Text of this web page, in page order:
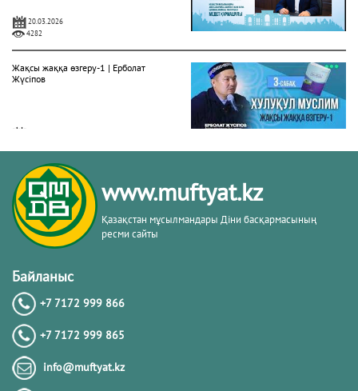
20.03.2026
4282
Жақсы жаққа өзгеру-1 | Ерболат
Жүсіпов
Жүрек сырлары 2-дәріс. Тәубе
тақырыбы. Әр-рисала әл-Қушайрия
кітабы негізінде
20.02.2026
Әдепсіздік иманның әлсіздігіне дәлел
｜ Ерболат Жүсіпов
20.02.2026
4165
www.muftyat.kz
Қазақстан мұсылмандары Діни басқармасының
ресми сайты
Байланыс
+7 7172 999 866
+7 7172 999 865
info@muftyat.kz